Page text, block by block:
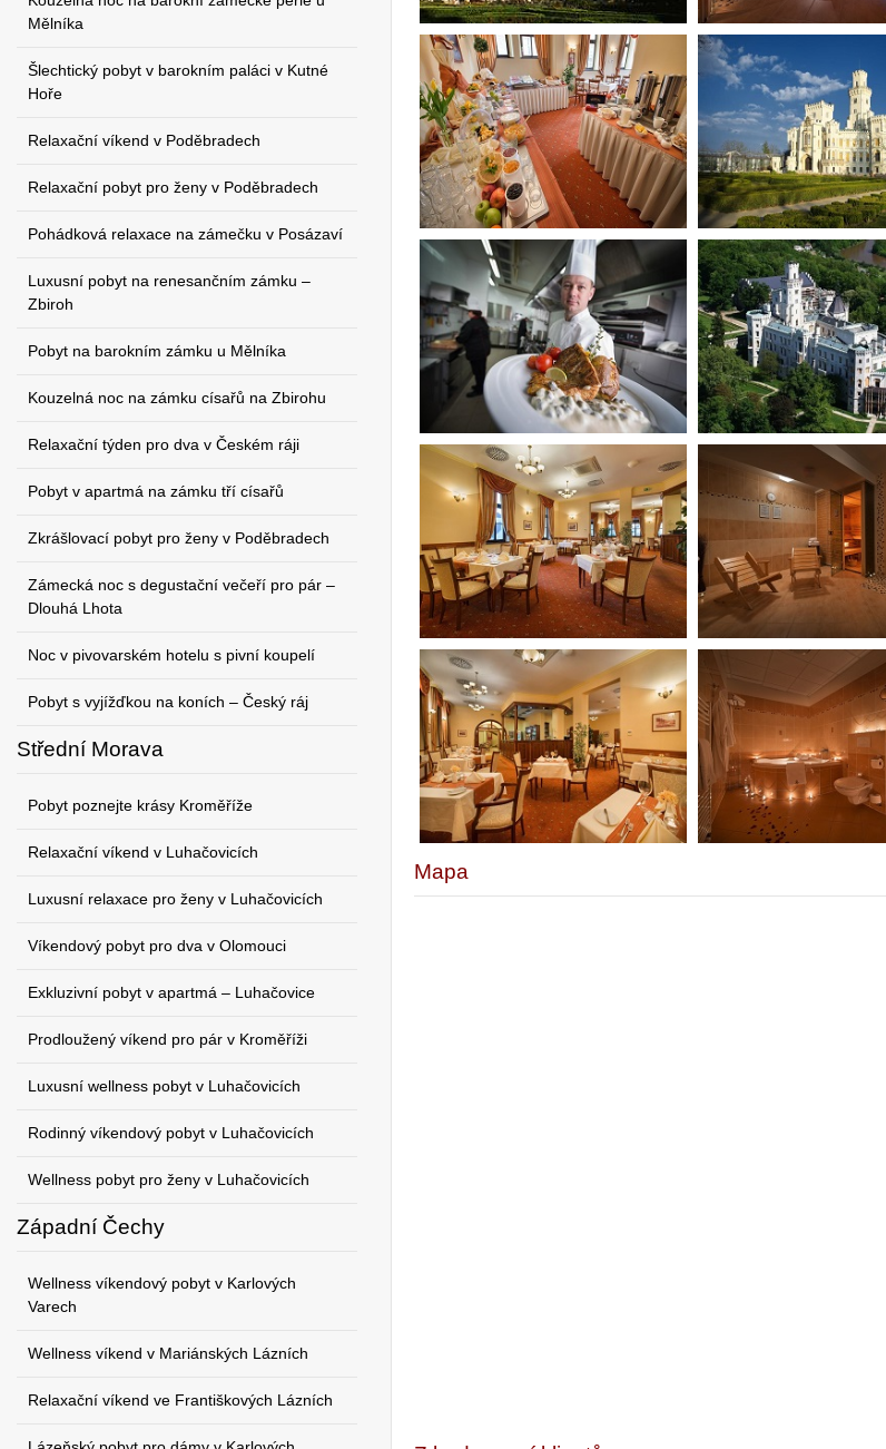
Mělníka
Šlechtický pobyt v barokním paláci v Kutné
Hoře
Relaxační víkend v Poděbradech
Relaxační pobyt pro ženy v Poděbradech
Pohádková relaxace na zámečku v Posázaví
Luxusní pobyt na renesančním zámku –
Zbiroh
Pobyt na barokním zámku u Mělníka
Kouzelná noc na zámku císařů na Zbirohu
Relaxační týden pro dva v Českém ráji
Pobyt v apartmá na zámku tří císařů
Zkrášlovací pobyt pro ženy v Poděbradech
Zámecká noc s degustační večeří pro pár –
Dlouhá Lhota
Noc v pivovarském hotelu s pivní koupelí
Pobyt s vyjížďkou na koních – Český ráj
Střední Morava
Pobyt poznejte krásy Kroměříže
Relaxační víkend v Luhačovicích
Luxusní relaxace pro ženy v Luhačovicích
Víkendový pobyt pro dva v Olomouci
Exkluzivní pobyt v apartmá – Luhačovice
Prodloužený víkend pro pár v Kroměříži
Luxusní wellness pobyt v Luhačovicích
Rodinný víkendový pobyt v Luhačovicích
Wellness pobyt pro ženy v Luhačovicích
Západní Čechy
Wellness víkendový pobyt v Karlových
Varech
Wellness víkend v Mariánských Lázních
Relaxační víkend ve Františkových Lázních
Mapa